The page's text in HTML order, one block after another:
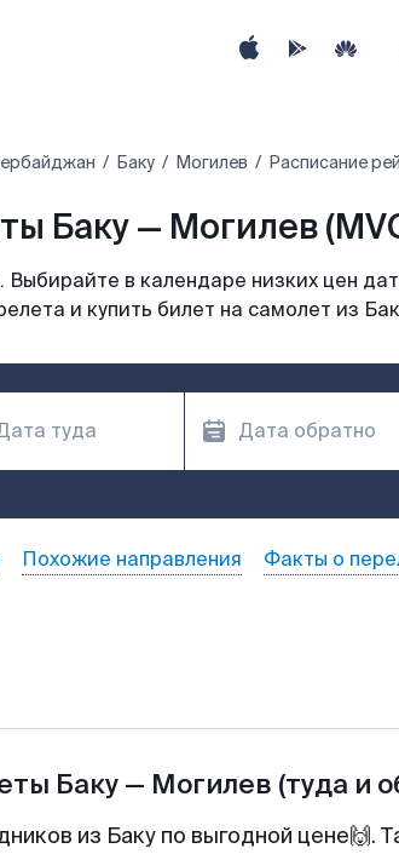
Баку Могилев Расписание
Баку — Могилев
в календаре низких цен
и купить билет на самолет из
Похожие направления Факты о
Баку— Могилев (туда и
из Баку по выгодной цене🙌.